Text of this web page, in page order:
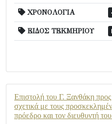
ΧΡΟΝΟΛΟΓΙΑ
ΕΙΔΟΣ ΤΕΚΜΗΡΙΟΥ
Επιστολή του Γ. Ξανθάκη
σχετικά με τους
πρόεδρο και τον διευθυντή